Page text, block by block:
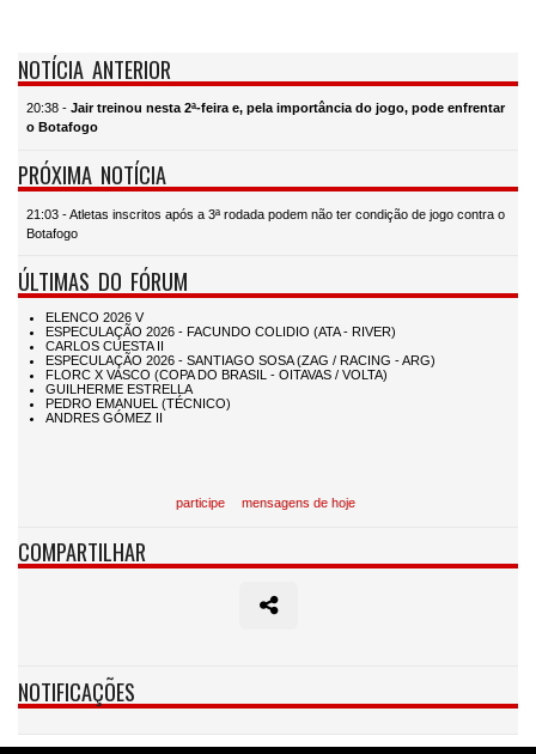
NOTÍCIA ANTERIOR
20:38 - Jair treinou nesta 2ª-feira e, pela importância do jogo, pode enfrentar
o Botafogo
PRÓXIMA NOTÍCIA
21:03 - Atletas inscritos após a 3ª rodada podem não ter condição de jogo contra o
Botafogo
ÚLTIMAS DO FÓRUM
participe mensagens de hoje
COMPARTILHAR
NOTIFICAÇÕES